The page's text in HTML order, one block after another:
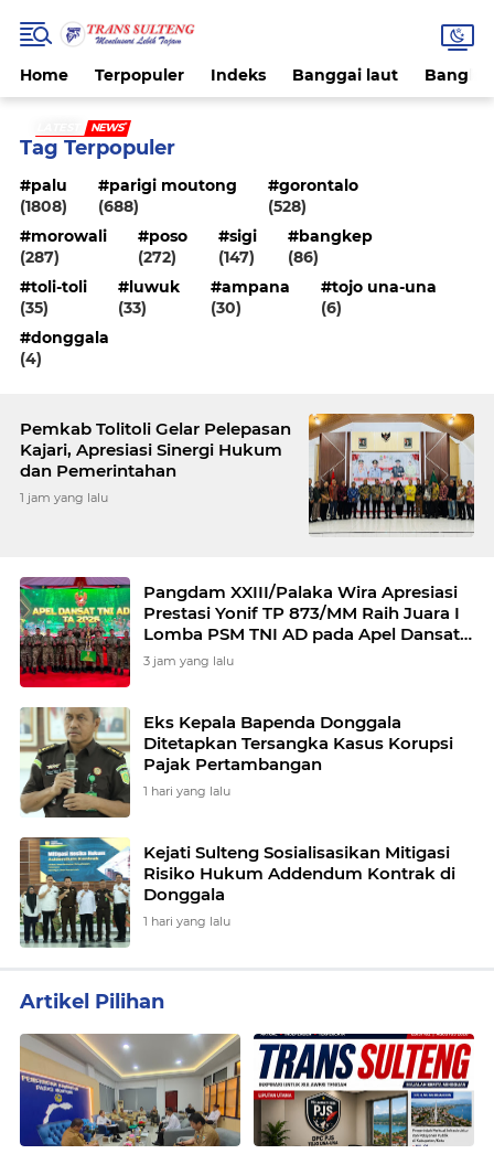
Home Terpopuler Indeks Banggai laut
NEWS
Tag Terpopuler
palu
(1808)
parigi moutong
(688)
gorontalo
(528)
morowali
(287)
poso
(272)
sigi
(147)
bangkep
(86)
toli-toli
(35)
luwuk
(33)
ampana
(30)
tojo una-una
(6)
donggala
(4)
Pemkab Tolitoli Gelar Pelepasan
Kajari, Apresiasi Sinergi Hukum
dan Pemerintahan
1 jam yang lalu
Pangdam XXIII/Palaka Wira Apresiasi
Prestasi Yonif TP 873/MM Raih Juara I
Lomba PSM TNI AD pada Apel Dansat
TNI AD TA 2026
3 jam yang lalu
Eks Kepala Bapenda Donggala
Ditetapkan Tersangka Kasus Korupsi
Pajak Pertambangan
1 hari yang lalu
Kejati Sulteng Sosialisasikan Mitigasi
Risiko Hukum Addendum Kontrak di
Donggala
1 hari yang lalu
Artikel Pilihan